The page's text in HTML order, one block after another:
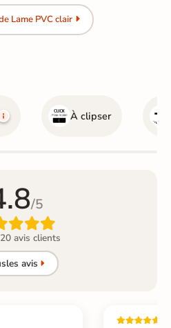
Lame PVC clair
À clipser
/5
avis clients
les avis